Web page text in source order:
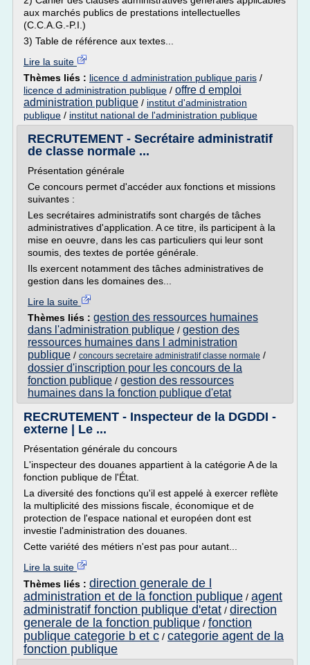
aux marchés publics de prestations intellectuelles
(C.C.A.G.-P.I.)
3) Table de référence aux textes...
Lire la suite
Thèmes liés : licence d administration publique paris /
licence d administration publique / offre d emploi
administration publique / institut d'administration
publique / institut national de l'administration publique
RECRUTEMENT - Secrétaire administratif
de classe normale ...
Présentation générale
Ce concours permet d'accéder aux fonctions et missions
suivantes :
Les secrétaires administratifs sont chargés de tâches
administratives d'application. A ce titre, ils participent à la
mise en oeuvre, dans les cas particuliers qui leur sont
soumis, des textes de portée générale.
Ils exercent notamment des tâches administratives de
gestion dans les domaines des...
Lire la suite
Thèmes liés : gestion des ressources humaines
dans l'administration publique / gestion des
ressources humaines dans l administration
publique / concours secretaire administratif classe normale /
dossier d'inscription pour les concours de la
fonction publique / gestion des ressources
humaines dans la fonction publique d'etat
RECRUTEMENT - Inspecteur de la DGDDI -
externe | Le ...
Présentation générale du concours
L'inspecteur des douanes appartient à la catégorie A de la
fonction publique de l'État.
La diversité des fonctions qu'il est appelé à exercer reflète
la multiplicité des missions fiscale, économique et de
protection de l'espace national et européen dont est
investie l'administration des douanes.
Cette variété des métiers n'est pas pour autant...
Lire la suite
Thèmes liés : direction generale de l
administration et de la fonction publique / agent
administratif fonction publique d'etat / direction
generale de la fonction publique / fonction
publique categorie b et c / categorie agent de la
fonction publique